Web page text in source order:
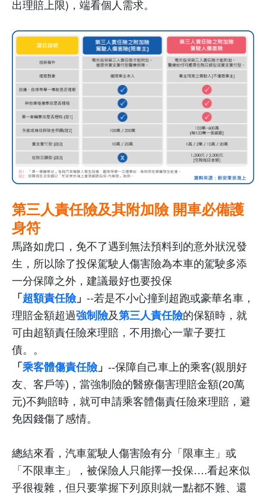
出理賠上限) ，端看個人需求。
第三人責任險及其附加險 開車必備護
身符
馬路如虎口，免不了遇到無法預料到的意外狀況發
生，所以除了投保駕駛人傷害險為本車的駕駛多添
一分保障之外，建議最好也要投保
「超額責任險」 --若是不小心撞到超跑或豪華名車，
理賠金額超過強制險及第三人責任險的保額時，就
可由超額責任險來理賠，不用擔心一輩子要扛
債。。
「 乘客體傷責任險」 --保障自己車上的乘客(親朋好
友、客戶等) ，當強制險的醫療傷害理賠金額(20萬
元)不夠賠時，就可申請乘客體傷責任險來理賠，避
免因錢傷了感情。
總結來看，汽車駕駛人傷害險有分「限車主」或
「不限車主」，被保險人只能擇一投保….看起來似
乎很複雜，但只要掌握下列原則就一點都不難、還